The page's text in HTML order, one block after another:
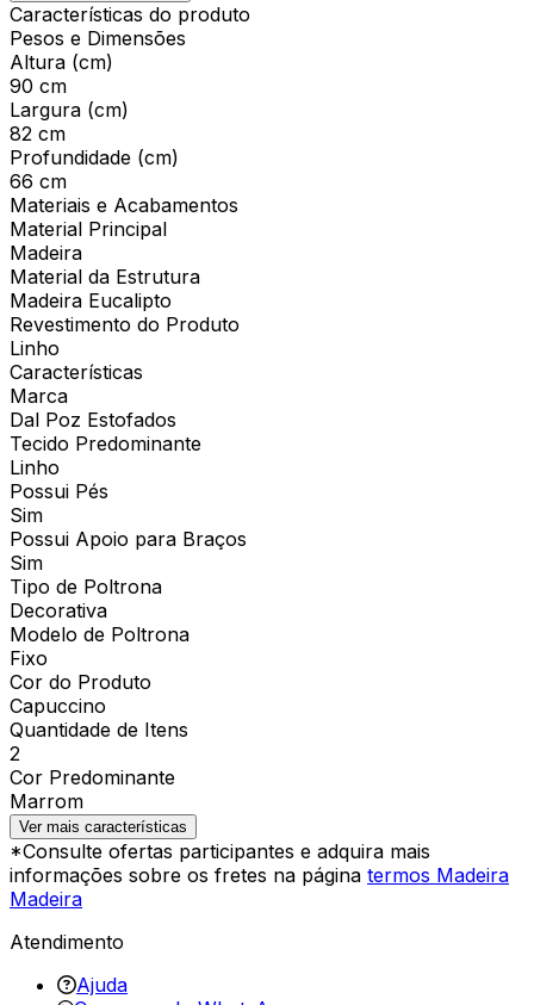
Características do produto
Pesos e Dimensões
Altura (cm)
90 cm
Largura (cm)
82 cm
Profundidade (cm)
66 cm
Materiais e Acabamentos
Material Principal
Madeira
Material da Estrutura
Madeira Eucalipto
Revestimento do Produto
Linho
Características
Marca
Dal Poz Estofados
Tecido Predominante
Linho
Possui Pés
Sim
Possui Apoio para Braços
Sim
Tipo de Poltrona
Decorativa
Modelo de Poltrona
Fixo
Cor do Produto
Capuccino
Quantidade de Itens
2
Cor Predominante
Marrom
Ver mais características
*Consulte ofertas participantes e adquira mais
informações sobre os fretes na página termos Madeira
Madeira
Atendimento
Ajuda